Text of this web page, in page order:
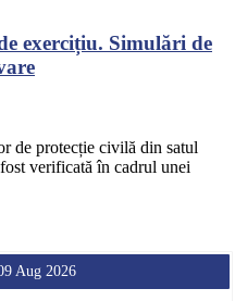
exercițiu. Simulări de
de protecție civilă din satul
verificată în cadrul unei
Aug 2026